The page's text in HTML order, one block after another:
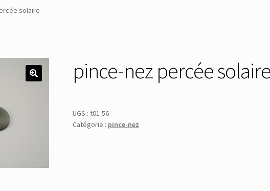
Commande
solaire
pince-nez percée
UGS :t01-56
Catégorie : pince-nez